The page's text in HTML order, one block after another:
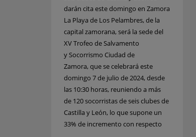
darán cita este domingo en Zamora
La Playa de Los Pelambres, de la
capital zamorana, será la sede del
XV Trofeo de Salvamento
y Socorrismo Ciudad de
Zamora, que se celebrará este
domingo 7 de julio de 2024, desde
las 10:30 horas, reuniendo a más
de 120 socorristas de seis clubes de
Castilla y León, lo que supone un
33% de incremento con respecto